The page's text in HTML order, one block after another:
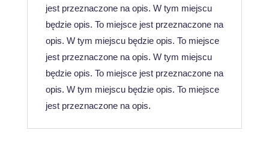
jest przeznaczone na opis. W tym miejscu
będzie opis. To miejsce jest przeznaczone na
opis. W tym miejscu będzie opis. To miejsce
jest przeznaczone na opis. W tym miejscu
będzie opis. To miejsce jest przeznaczone na
opis. W tym miejscu będzie opis. To miejsce
jest przeznaczone na opis.